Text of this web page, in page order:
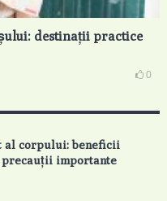
destinații practice
0
al corpului: beneficii
importante